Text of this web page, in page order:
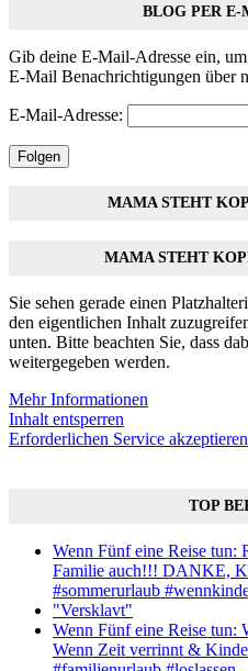
BLOG PER
Gib deine E-Mail-Adresse ein,
E-Mail Benachrichtigungen über
E-Mail-Adresse:
Folgen
MAMA STEHT
MAMA STEHT
Sie sehen gerade einen
den eigentlichen Inhalt
unten. Bitte beachten Sie, dass
weitergegeben werden.
Mehr Informationen
Inhalt entsperren
Erforderlichen Service
TOP
Wenn Fünf eine Reise tun:
Familie auch!!! DANKE,
#sommerurlaub
"Versklavt"
Wenn Fünf eine Reise tun:
Wenn Zeit verrinnt &